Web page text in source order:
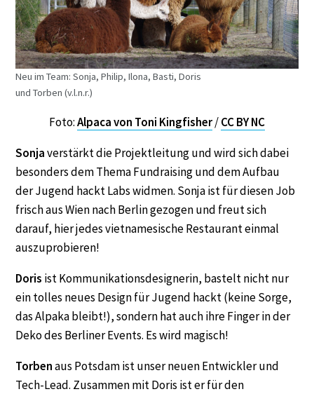
Neu im Team: Sonja, Philip, Ilona, Basti, Doris
und Torben (v.l.n.r.)
Foto:Alpaca von Toni Kingfisher/CC BY NC
Sonjaverstärkt die Projektleitung und wird sich dabei
besonders dem Thema Fundraising und dem Aufbau
der Jugend hackt Labs widmen. Sonja ist für diesen Job
frisch aus Wien nach Berlin gezogen und freut sich
darauf, hier jedes vietnamesische Restaurant einmal
auszuprobieren!
Doris ist Kommunikationsdesignerin, bastelt nicht nur
ein tolles neues Design für Jugend hackt (keine Sorge,
das Alpaka bleibt!), sondern hat auch ihre Finger in der
Deko des Berliner Events. Es wird magisch!
Torbenaus Potsdam ist unser neuen Entwickler und
Tech-Lead. Zusammen mit Doris ist er für den